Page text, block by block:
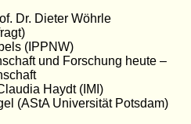
Dr. Dieter Wöhrle
(IPPNW)
und Forschung heute –
Haydt (IMI)
(AStA Universität Potsdam)